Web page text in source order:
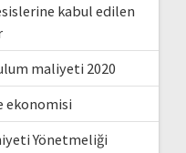
kabul edilen
maliyeti 2020
ekonomisi
Yönetmeliği